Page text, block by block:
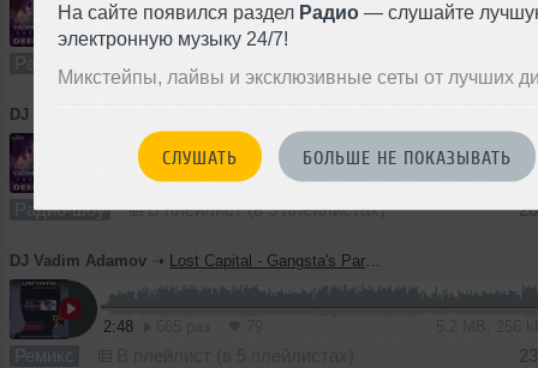
На сайте появился раздел Радио — слушайте
электронную музыку 24/7!
Микстейпы, лайвы и эксклюзивные сеты от лучших
СЛУШАТЬ БОЛЬШЕ НЕ ПОКАЗЫВАТЬ
57:27 464 раза 35
Радио-шоу
DJ Vadim Adamov
261 раз 32 138 MB, 320
Радио-шоу В плейлист (в 3 плейлистах)
DJ Vadim Adamov ➝ Lost Capital - Gangsta's Paradise (Vadim Adamov & Hardphol Remix)
2:48
Ремикс